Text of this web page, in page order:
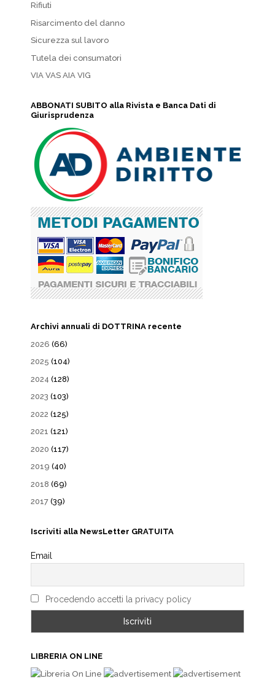
Rifiuti
Risarcimento del danno
Sicurezza sul lavoro
Tutela dei consumatori
VIA VAS AIA VIG
ABBONATI SUBITO alla Rivista e Banca Dati di
Giurisprudenza
Archivi annuali di DOTTRINA recente
2026 (66)
2025 (104)
2024 (128)
2023 (103)
2022 (125)
2021 (121)
2020 (117)
2019 (40)
2018 (69)
2017 (39)
Iscriviti alla NewsLetter GRATUITA
Email
Procedendo accetti la privacy policy
LIBRERIA ON LINE